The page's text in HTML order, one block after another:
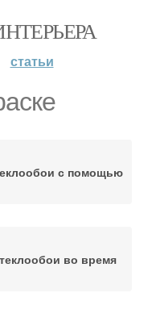
статьи
с помощью
во время